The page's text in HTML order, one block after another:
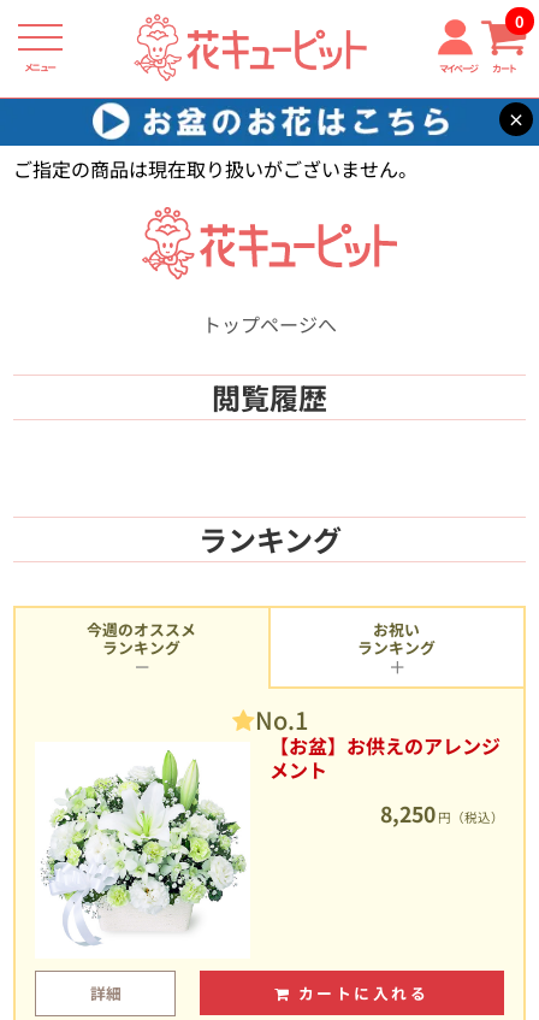
メニュー マイページ カート
0
×
花キューピット 【】
ご指定の商品は現在取り扱いがございません。
トップページへ
閲覧履歴
ランキング
今週のオススメ
ランキング
No.1
【お盆】お供えのアレンジ
メント
8,250 円（税込）
詳細 カートに入れる
お祝い
ランキング